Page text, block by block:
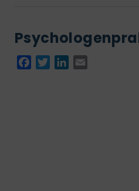
Facebook
TwitterLinkedIn